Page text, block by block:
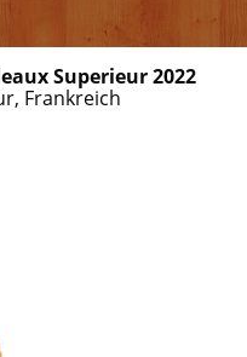
Superieur 2022
Frankreich